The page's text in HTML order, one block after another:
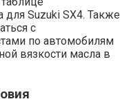
Suzuki SX4. Также
с
по автомобилям
вязкости масла в